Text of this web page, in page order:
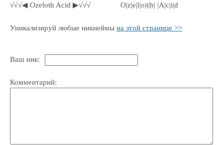
√√√◀ Ozeloth Acid ▶√√√ O|z|e|l|o|t|h| |A|c|i|d
Уникализируй любые никнеймы на этой странице >>
Ваш ник:
Комментарий: